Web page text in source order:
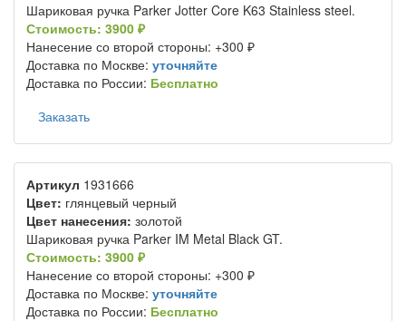
Шариковая ручка Parker Jotter Core K63 Stainless steel.
Стоимость: 3900 ₽
Нанесение со второй стороны: +300 ₽
Доставка по Москве: уточняйте
Доставка по России: Бесплатно
Заказать
Артикул 1931666
Цвет: глянцевый черный
Цвет нанесения: золотой
Шариковая ручка Parker IM Metal Black GT.
Стоимость: 3900 ₽
Нанесение со второй стороны: +300 ₽
Доставка по Москве: уточняйте
Доставка по России: Бесплатно